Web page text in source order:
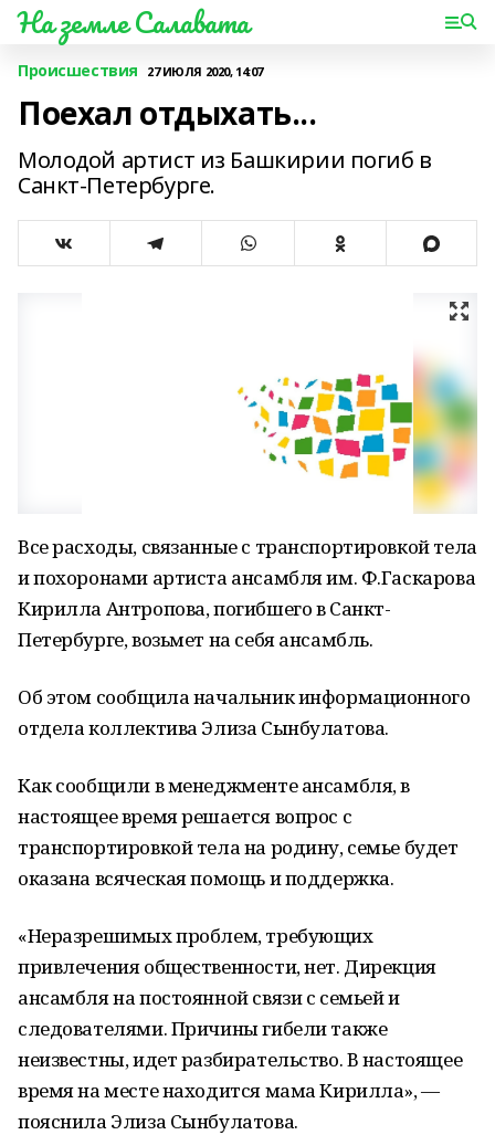
На земле Салавата
Происшествия 27 ИЮЛЯ 2020, 14:07
Поехал отдыхать...
Молодой артист из Башкирии погиб в
Санкт-Петербурге.
Все расходы, связанные с транспортировкой тела
и похоронами артиста ансамбля им. Ф.Гаскарова
Кирилла Антропова, погибшего в Санкт-
Петербурге, возьмет на себя ансамбль.
Об этом сообщила начальник информационного
отдела коллектива Элиза Сынбулатова.
Как сообщили в менеджменте ансамбля, в
настоящее время решается вопрос с
транспортировкой тела на родину, семье будет
оказана всяческая помощь и поддержка.
«Неразрешимых проблем, требующих
привлечения общественности, нет. Дирекция
ансамбля на постоянной связи с семьей и
следователями. Причины гибели также
неизвестны, идет разбирательство. В настоящее
время на месте находится мама Кирилла», —
пояснила Элиза Сынбулатова.